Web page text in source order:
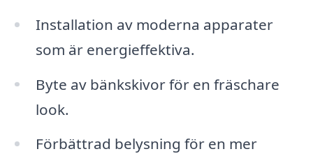
Installation av moderna apparater
som är energieffektiva.
Byte av bänkskivor för en fräschare
look.
Förbättrad belysning för en mer